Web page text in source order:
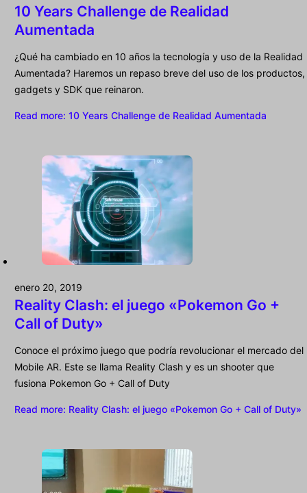
10 Years Challenge de Realidad
Aumentada
¿Qué ha cambiado en 10 años la tecnología y uso de la Realidad
Aumentada? Haremos un repaso breve del uso de los productos,
gadgets y SDK que reinaron.
Read more: 10 Years Challenge de Realidad Aumentada
enero 20, 2019
Reality Clash: el juego «Pokemon Go +
Call of Duty»
Conoce el próximo juego que podría revolucionar el mercado del
Mobile AR. Este se llama Reality Clash y es un shooter que
fusiona Pokemon Go + Call of Duty
Read more: Reality Clash: el juego «Pokemon Go + Call of Duty»